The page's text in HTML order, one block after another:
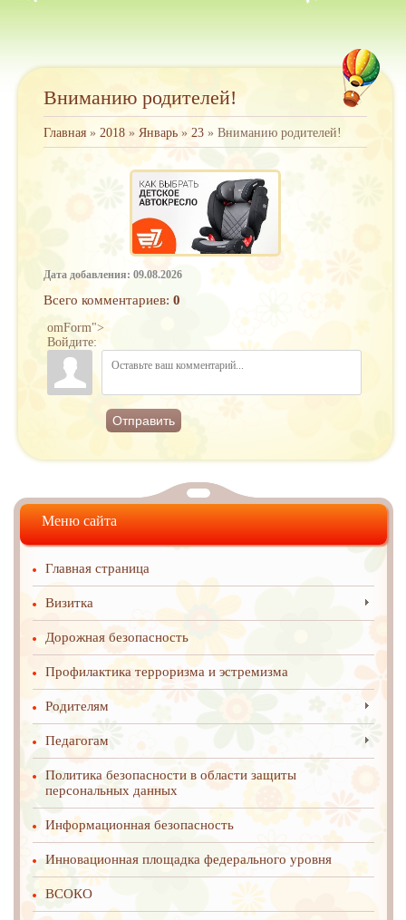
Вниманию родителей!
Главная » 2018 » Январь » 23 » Вниманию родителей!
Дата добавления: 09.08.2026
Всего комментариев: 0
omForm">
Войдите:
Отправить
Меню сайта
Главная страница
Визитка
Дорожная безопасность
Профилактика терроризма и эстремизма
Родителям
Педагогам
Политика безопасности в области защиты
персональных данных
Информационная безопасность
Инновационная площадка федерального уровня
ВСОКО